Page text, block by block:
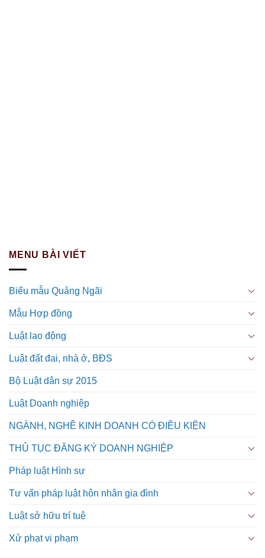
MENU BÀI VIẾT
Biểu mẫu Quảng Ngãi
Mẫu Hợp đồng
Luật lao động
Luật đất đai, nhà ở, BĐS
Bộ Luật dân sự 2015
Luật Doanh nghiệp
NGÀNH, NGHỀ KINH DOANH CÓ ĐIỀU KIỆN
THỦ TỤC ĐĂNG KÝ DOANH NGHIỆP
Pháp luật Hình sự
Tư vấn pháp luật hôn nhân gia đình
Luật sở hữu trí tuệ
Xử phạt vi phạm